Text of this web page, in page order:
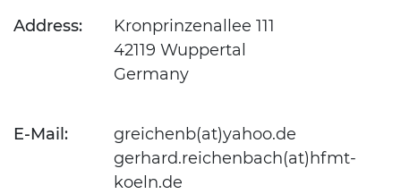
Address:
Kronprinzenallee 111
42119 Wuppertal
Germany
E-Mail:
greichenb(at)yahoo.de
gerhard.reichenbach(at)hfmt-
koeln.de